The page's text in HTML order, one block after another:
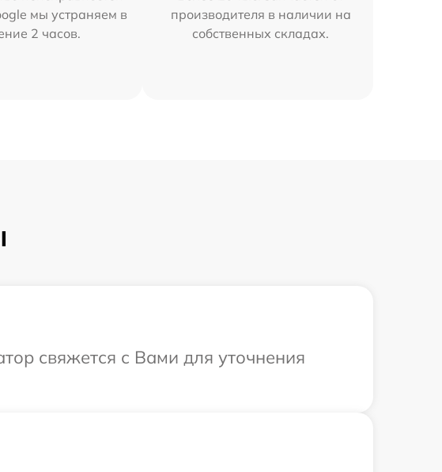
мы устраняем в
2 часов.
производителя в наличии на
собственных складах.
свяжется с Вами для уточнения